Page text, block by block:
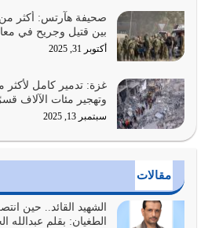
يوليو 26, 2026
أراد الله لهذه الأمة ان تكون خير
بالأمر بالمعروف والنهي عن…
يوليو 25, 2026
الدين الذي شرعه الله لا يجوز أن يخضع
أي أمة تتفرق في الدين وتتفرق في
أمة عاجزة عن النهوض…
يوليو 23, 2026
بين قتيل وجريح في
أكتوبر 31, 2025
وتهجير مئات الآلاف
سبتمبر 13, 2025
مقالات
الشهيد القائد.. حين
الطغيان: بقلم عبدالله